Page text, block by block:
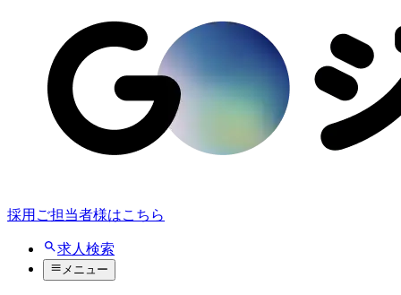
採用ご担当者様はこちら
求人検索
メニュー